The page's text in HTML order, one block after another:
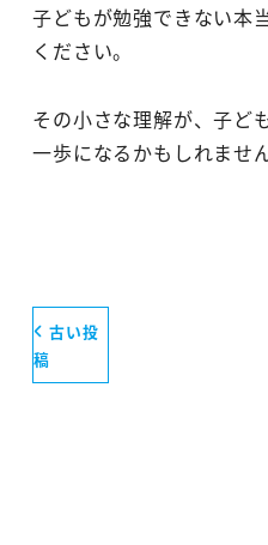
子どもが勉強できない本
ください。
その小さな理解が、子ど
一歩になるかもしれません
古い投
稿